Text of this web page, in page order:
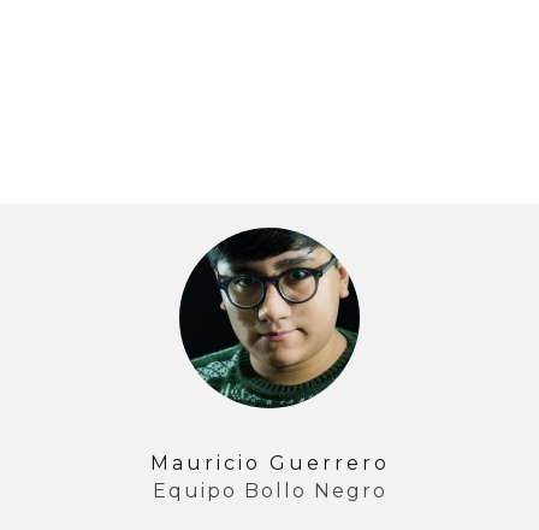
Mauricio Guerrero
Equipo Bollo Negro